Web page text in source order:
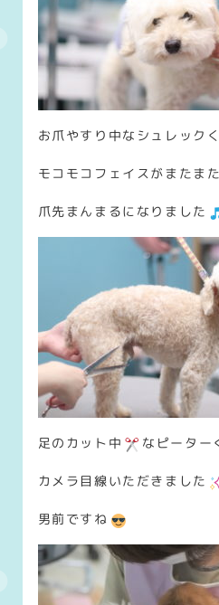
お爪やすり中なシュレック
モコモコフェイスがまたま
爪先まんまるになりました
足のカット中 なピーター
カメラ目線いただきました
男前ですね